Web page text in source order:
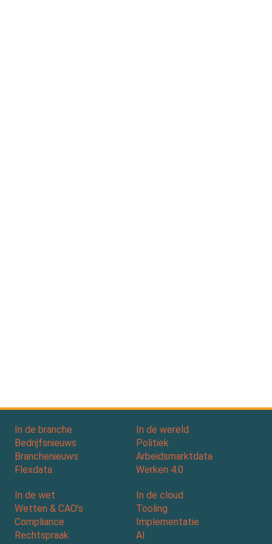
In de branche
Bedrijfsnieuws
Branchenieuws
Flexdata
In de wereld
Politiek
Arbeidsmarktdata
Werken 4.0
In de wet
Wetten & CAO’s
Compliance
Rechtspraak
In de cloud
Tooling
Implementatie
AI